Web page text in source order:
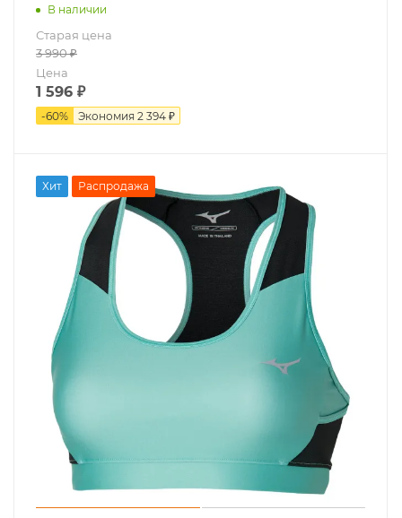
В наличии
Старая цена
3 990₽
Цена
1 596 ₽
-60% Экономия 2 394 ₽
Хит Распродажа